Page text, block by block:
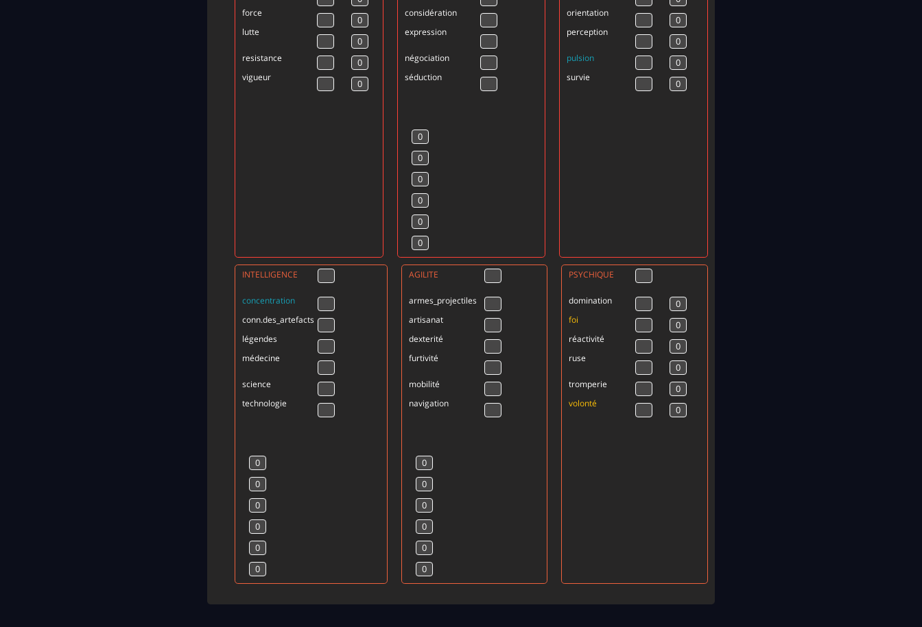
force
lutte
resistance
vigueur
considération
expression
négociation
séduction
orientation
perception
pulsion
survie
INTELLIGENCE
concentration
conn.des_artefacts
légendes
médecine
science
technologie
AGILITE
armes_projectiles
artisanat
dexterité
furtivité
mobilité
navigation
PSYCHIQUE
domination
foi
réactivité
ruse
tromperie
volonté